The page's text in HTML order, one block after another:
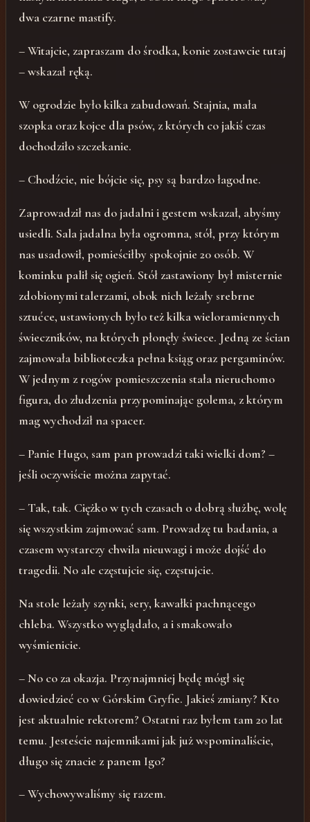
dwa czarne mastify.
– Witajcie, zapraszam do środka, konie zostawcie tutaj
– wskazał ręką.
W ogrodzie było kilka zabudowań. Stajnia, mała
szopka oraz kojce dla psów, z których co jakiś czas
dochodziło szczekanie.
– Chodźcie, nie bójcie się, psy są bardzo łagodne.
Zaprowadził nas do jadalni i gestem wskazał, abyśmy
usiedli. Sala jadalna była ogromna, stół, przy którym
nas usadowił, pomieściłby spokojnie 20 osób. W
kominku palił się ogień. Stół zastawiony był misternie
zdobionymi talerzami, obok nich leżały srebrne
sztućce, ustawionych było też kilka wieloramiennych
świeczników, na których płonęły świece. Jedną ze ścian
zajmowała biblioteczka pełna ksiąg oraz pergaminów.
W jednym z rogów pomieszczenia stała nieruchomo
figura, do złudzenia przypominając golema, z którym
mag wychodził na spacer.
– Panie Hugo, sam pan prowadzi taki wielki dom? –
jeśli oczywiście można zapytać.
– Tak, tak. Ciężko w tych czasach o dobrą służbę, wolę
się wszystkim zajmować sam. Prowadzę tu badania, a
czasem wystarczy chwila nieuwagi i może dojść do
tragedii. No ale częstujcie się, częstujcie.
Na stole leżały szynki, sery, kawałki pachnącego
chleba. Wszystko wyglądało, a i smakowało
wyśmienicie.
– No co za okazja. Przynajmniej będę mógł się
dowiedzieć co w Górskim Gryfie. Jakieś zmiany? Kto
jest aktualnie rektorem? Ostatni raz byłem tam 20 lat
temu. Jesteście najemnikami jak już wspominaliście,
długo się znacie z panem Igo?
– Wychowywaliśmy się razem.